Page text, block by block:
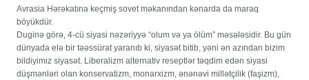
Avrasia Hərəkatına keçmiş sovet məkanından kənarda da maraq
böyükdür.
Duginə görə, 4-cü siyasi nəzəriyyə “olum və ya ölüm” məsələsidir. Bu gün
dünyada elə bir təəssürat yaranıb ki, siyasət bitib, yəni ən azından bizim
bildiyimiz siyasət. Liberalizm alternativ reseptlər təqdim edən siyasi
düşmənləri olan konservatizm, monarxizm, ənənəvi millətçilik (faşizm),